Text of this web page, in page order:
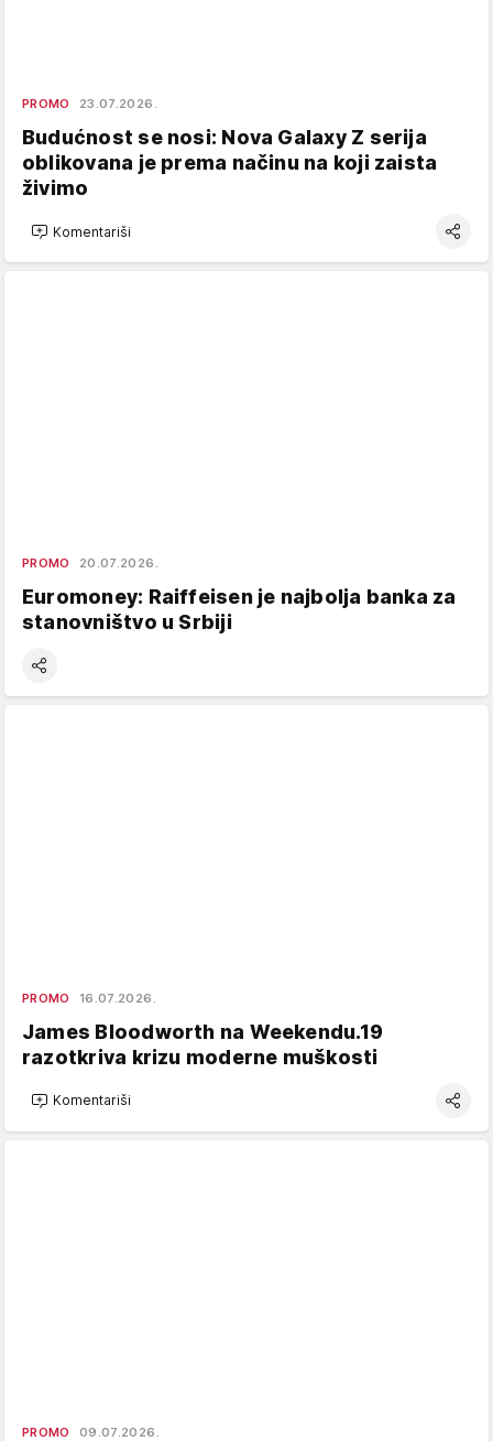
PROMO 23.07.2026.
Budućnost se nosi: Nova Galaxy Z serija
oblikovana je prema načinu na koji zaista
živimo
Komentariši
PROMO 20.07.2026.
Euromoney: Raiffeisen je najbolja banka za
stanovništvo u Srbiji
PROMO 16.07.2026.
James Bloodworth na Weekendu.19
razotkriva krizu moderne muškosti
Komentariši
PROMO 09.07.2026.